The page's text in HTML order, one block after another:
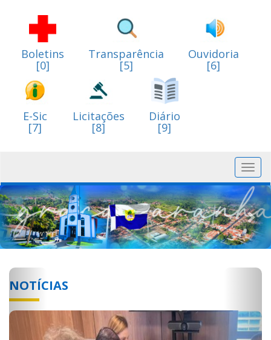
Boletins
[0]
Transparência
[5]
Ouvidoria
[6]
E-Sic
[7]
Licitações
[8]
Diário
[9]
Previous
NOTÍCIAS
Previous Next